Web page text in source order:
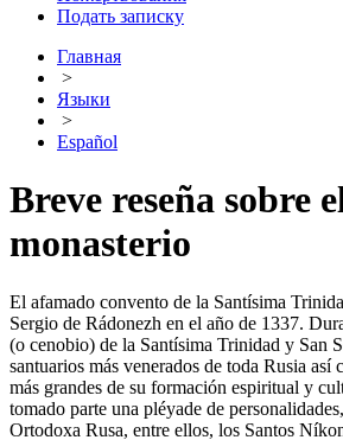
Подать записку
Главная
>
Языки
>
Español
Breve reseña sobre
monasterio
El afamado convento de la Santísima
Sergio de Rádonezh en el año de 1337.
(o cenobio) de la Santísima Trinidad y San
santuarios más venerados de toda Rusia así
más grandes de su formación espiritual y
tomado parte una pléyade de
Ortodoxa Rusa, entre ellos, los Santos